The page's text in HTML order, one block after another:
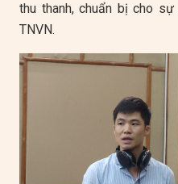
thu thanh, chuẩn bị cho
TNVN.